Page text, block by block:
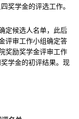
奖学金的评选工作。
定候选人名单，此后
评审工作小组确定答
奖励奖学金评审工作
学金的初评结果。现